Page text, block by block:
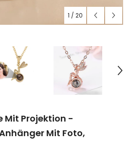
1 / 20
Mit Projektion -
Mit Foto,